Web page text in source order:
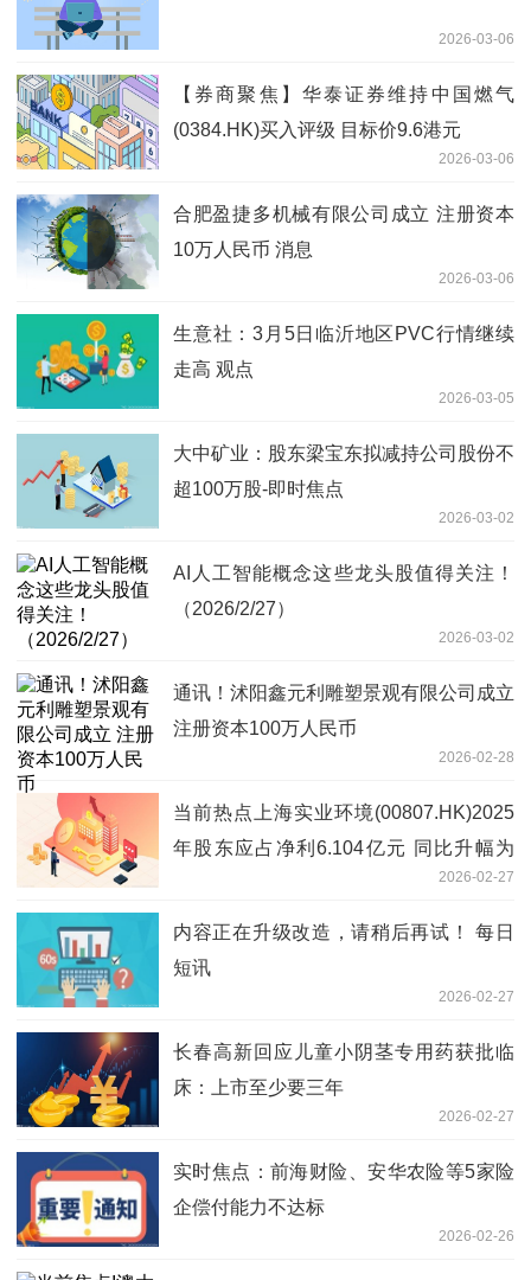
2026-03-06
【券商聚焦】华泰证券维持中国燃气
(0384.HK)买入评级 目标价9.6港元
2026-03-06
合肥盈捷多机械有限公司成立 注册资本
10万人民币 消息
2026-03-06
生意社：3月5日临沂地区PVC行情继续
走高 观点
2026-03-05
大中矿业：股东梁宝东拟减持公司股份不
超100万股-即时焦点
2026-03-02
AI人工智能概念这些龙头股值得关注！
（2026/2/27）
2026-03-02
通讯！沭阳鑫元利雕塑景观有限公司成立
注册资本100万人民币
2026-02-28
当前热点上海实业环境(00807.HK)2025
年股东应占净利6.104亿元 同比升幅为
2026-02-27
内容正在升级改造，请稍后再试！ 每日
短讯
2026-02-27
长春高新回应儿童小阴茎专用药获批临
床：上市至少要三年
2026-02-27
实时焦点：前海财险、安华农险等5家险
企偿付能力不达标
2026-02-26